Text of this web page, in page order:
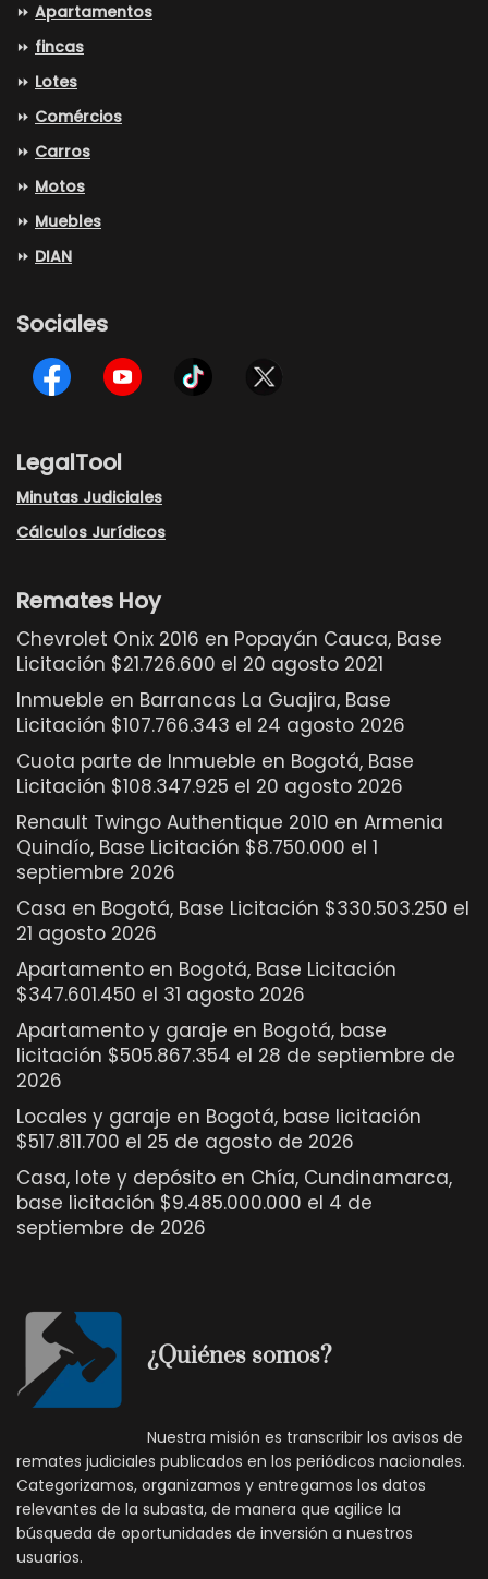
⏩ Apartamentos
⏩ fincas
⏩ Lotes
⏩ Comércios
⏩ Carros
⏩ Motos
⏩ Muebles
⏩ DIAN
Sociales
LegalTool
Minutas Judiciales
Cálculos Jurídicos
Remates Hoy
Chevrolet Onix 2016 en Popayán Cauca, Base
Licitación $21.726.600 el 20 agosto 2021
Inmueble en Barrancas La Guajira, Base
Licitación $107.766.343 el 24 agosto 2026
Cuota parte de Inmueble en Bogotá, Base
Licitación $108.347.925 el 20 agosto 2026
Renault Twingo Authentique 2010 en Armenia
Quindío, Base Licitación $8.750.000 el 1
septiembre 2026
Casa en Bogotá, Base Licitación $330.503.250 el
21 agosto 2026
Apartamento en Bogotá, Base Licitación
$347.601.450 el 31 agosto 2026
Apartamento y garaje en Bogotá, base
licitación $505.867.354 el 28 de septiembre de
2026
Locales y garaje en Bogotá, base licitación
$517.811.700 el 25 de agosto de 2026
Casa, lote y depósito en Chía, Cundinamarca,
base licitación $9.485.000.000 el 4 de
septiembre de 2026
¿Quiénes somos?
Nuestra misión es transcribir los avisos de
remates judiciales publicados en los periódicos nacionales.
Categorizamos, organizamos y entregamos los datos
relevantes de la subasta, de manera que agilice la
búsqueda de oportunidades de inversión a nuestros
usuarios.